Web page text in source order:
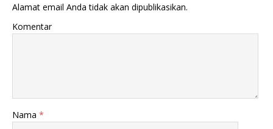
Alamat email Anda tidak akan dipublikasikan.
Komentar
Nama *